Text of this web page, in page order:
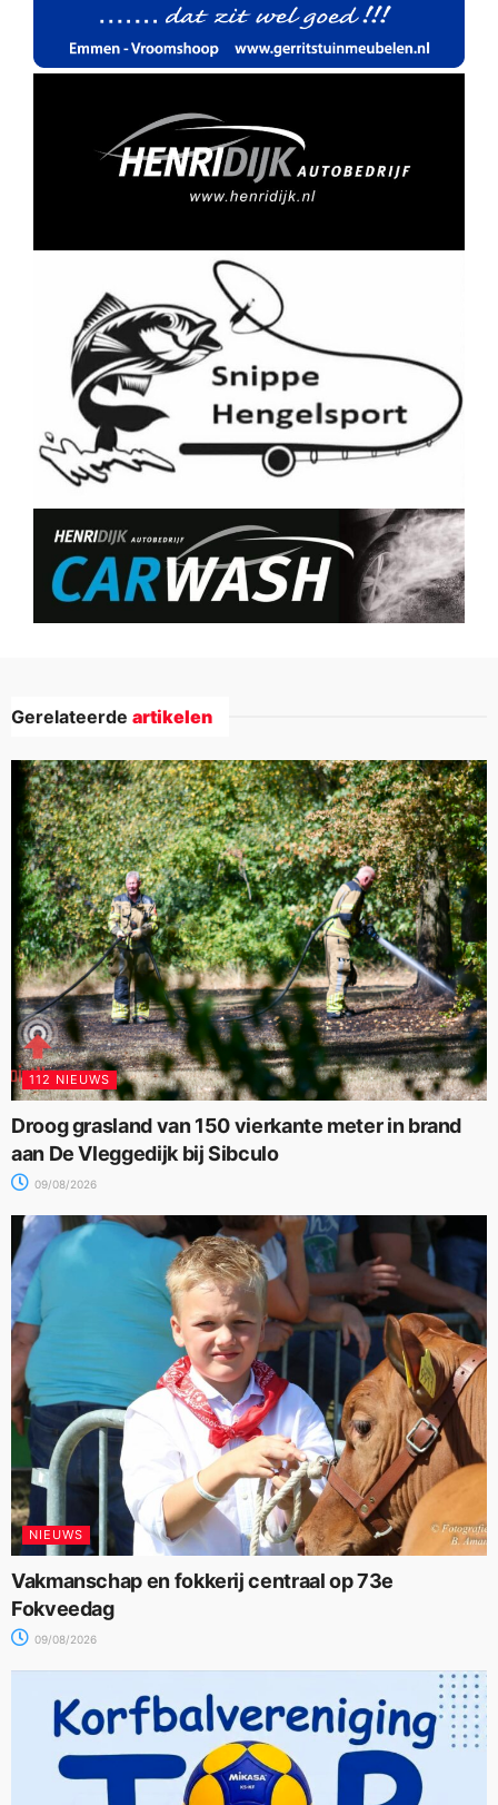
Gerelateerde artikelen
112 NIEUWS
Droog grasland van 150 vierkante meter in brand
aan De Vleggedijk bij Sibculo
09/08/2026
NIEUWS
Vakmanschap en fokkerij centraal op 73e
Fokveedag
09/08/2026